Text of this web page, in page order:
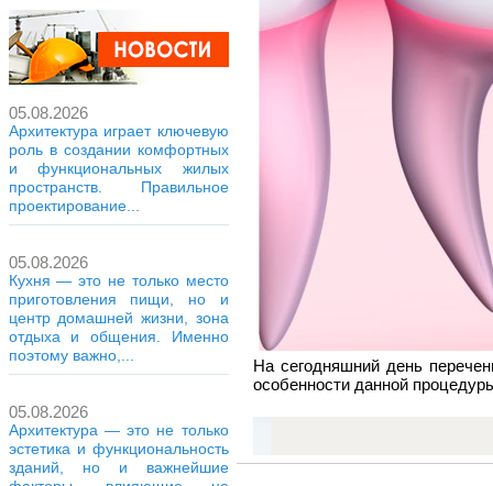
05.08.2026
Архитектура играет ключевую
роль в создании комфортных
и функциональных жилых
пространств. Правильное
проектирование...
05.08.2026
Кухня — это не только место
приготовления пищи, но и
центр домашней жизни, зона
отдыха и общения. Именно
поэтому важно,...
05.08.2026
Архитектура — это не только
эстетика и функциональность
зданий, но и важнейшие
На сегодняшний день
особенности данной